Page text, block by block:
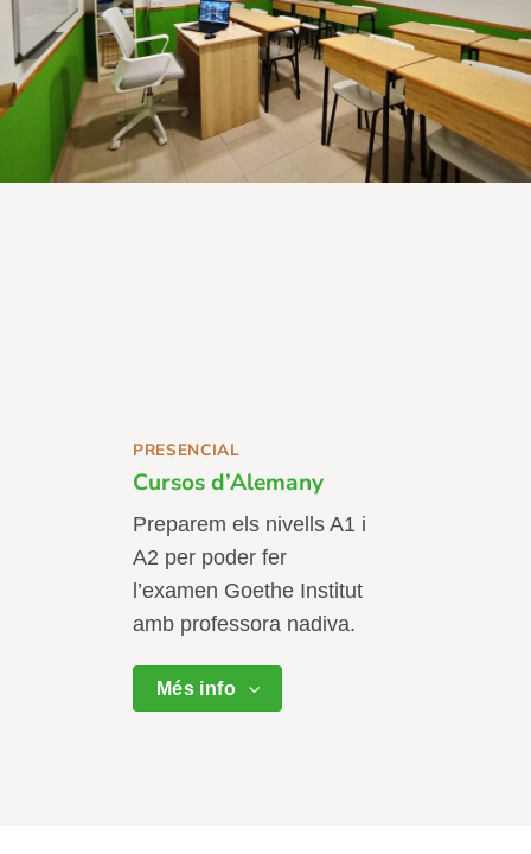
PRESENCIAL
Cursos d’Alemany
Preparem els nivells A1 i
A2 per poder fer
l’examen Goethe Institut
amb professora nadiva.
Més info